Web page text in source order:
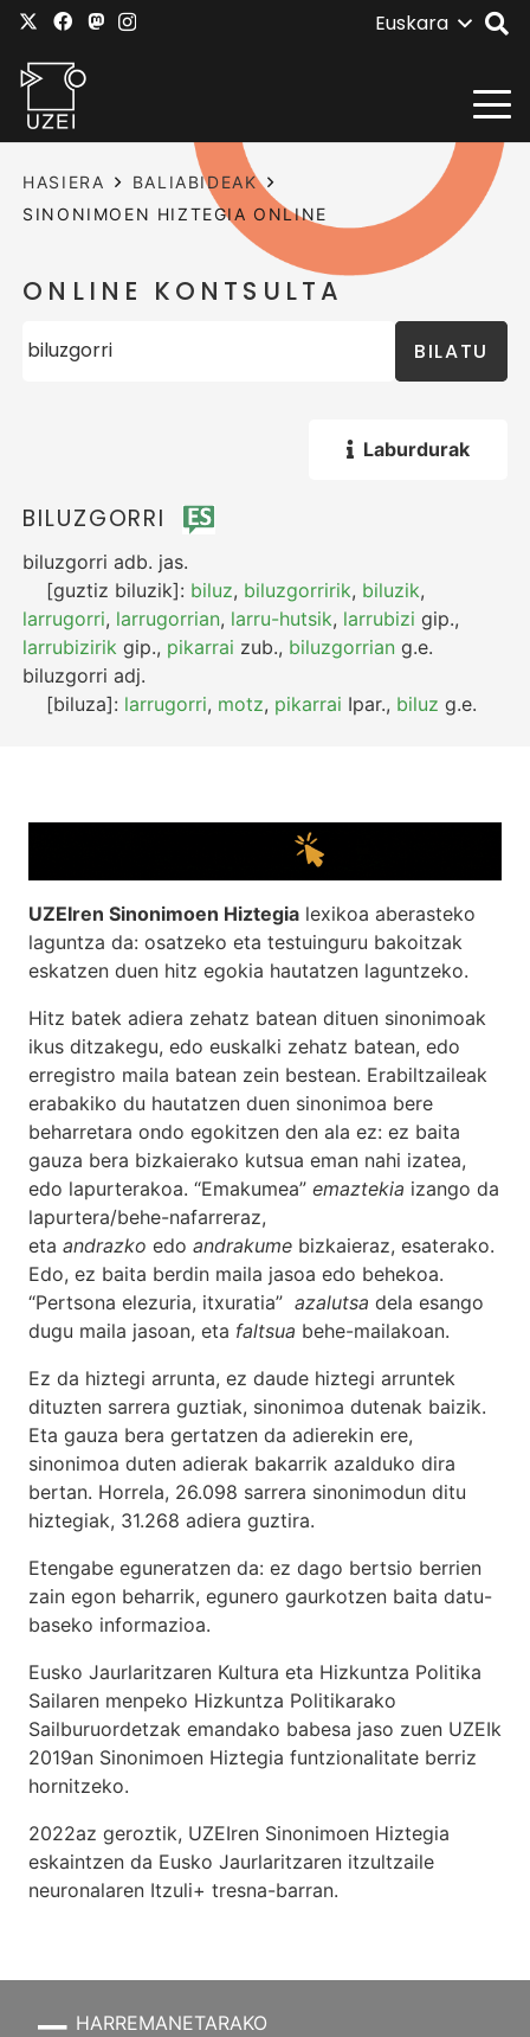
Euskara
HASIERA
BALIABIDEAK
SINONIMOEN HIZTEGIA ONLINE
ONLINE KONTSULTA
BILATU
Laburdurak
BILUZGORRI
biluzgorri adb. jas.
[guztiz biluzik]: biluz, biluzgorririk, biluzik,
larrugorri, larrugorrian, larru-hutsik, larrubizi gip.,
larrubizirik gip., pikarrai zub., biluzgorrian g.e.
biluzgorri adj.
[biluza]: larrugorri, motz, pikarrai Ipar., biluz g.e.
UZEIren Sinonimoen Hiztegia lexikoa aberasteko
laguntza da: osatzeko eta testuinguru bakoitzak
eskatzen duen hitz egokia hautatzen laguntzeko.
Hitz batek adiera zehatz batean dituen sinonimoak
ikus ditzakegu, edo euskalki zehatz batean, edo
erregistro maila batean zein bestean. Erabiltzaileak
erabakiko du hautatzen duen sinonimoa bere
beharretara ondo egokitzen den ala ez: ez baita
gauza bera bizkaierako kutsua eman nahi izatea,
edo lapurterakoa. “Emakumea” emaztekia izango da
lapurtera/behe-nafarreraz,
eta andrazko edo andrakume bizkaieraz, esaterako.
Edo, ez baita berdin maila jasoa edo behekoa.
“Pertsona elezuria, itxuratia” azalutsa dela esango
dugu maila jasoan, eta faltsua behe-mailakoan.
Ez da hiztegi arrunta, ez daude hiztegi arruntek
dituzten sarrera guztiak, sinonimoa dutenak baizik.
Eta gauza bera gertatzen da adierekin ere,
sinonimoa duten adierak bakarrik azalduko dira
bertan. Horrela, 26.098 sarrera sinonimodun ditu
hiztegiak, 31.268 adiera guztira.
Etengabe eguneratzen da: ez dago bertsio berrien
zain egon beharrik, egunero gaurkotzen baita datu-
baseko informazioa.
Eusko Jaurlaritzaren Kultura eta Hizkuntza Politika
Sailaren menpeko Hizkuntza Politikarako
Sailburuordetzak emandako babesa jaso zuen UZEIk
2019an Sinonimoen Hiztegia funtzionalitate berriz
hornitzeko.
2022az geroztik, UZEIren Sinonimoen Hiztegia
eskaintzen da Eusko Jaurlaritzaren itzultzaile
neuronalaren Itzuli+ tresna-barran.
HARREMANETARAKO